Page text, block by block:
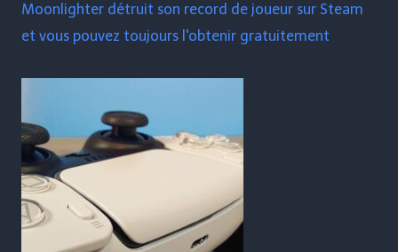
Moonlighter détruit son record de joueur sur Steam
et vous pouvez toujours l'obtenir gratuitement